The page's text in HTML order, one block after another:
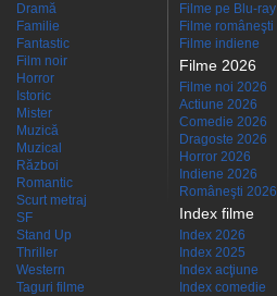
Dramă
Familie
Fantastic
Film noir
Horror
Istoric
Mister
Muzică
Muzical
Război
Romantic
Scurt metraj
SF
Stand Up
Thriller
Western
Taguri filme
Filme pe Blu-ray
Filme româneşti
Filme indiene
Filme 2026
Filme noi 2026
Actiune 2026
Comedie 2026
Dragoste 2026
Horror 2026
Indiene 2026
Româneşti 2026
Index filme
Index 2026
Index 2025
Index acţiune
Index comedie